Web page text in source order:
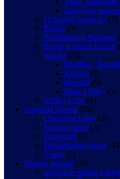
Zakrývací
Ochranné pomôcky (7)
Pištole (3)
Príslušenstvo Maliarov
Rezné a brúsne kotúče
Stavba (23)
Hladítka ,
Kladivá (3)
Meradlá (5)
Nože a Pílky (5)
Vrtáky a bity (1)
Stavebná chémia (28)
Chemické kotvy (2)
Hydroizolácie (3)
Penetrácie (4)
Polyuretanové peny
Tmely (5)
Wagner náradie (10)
Striekacie pištole a